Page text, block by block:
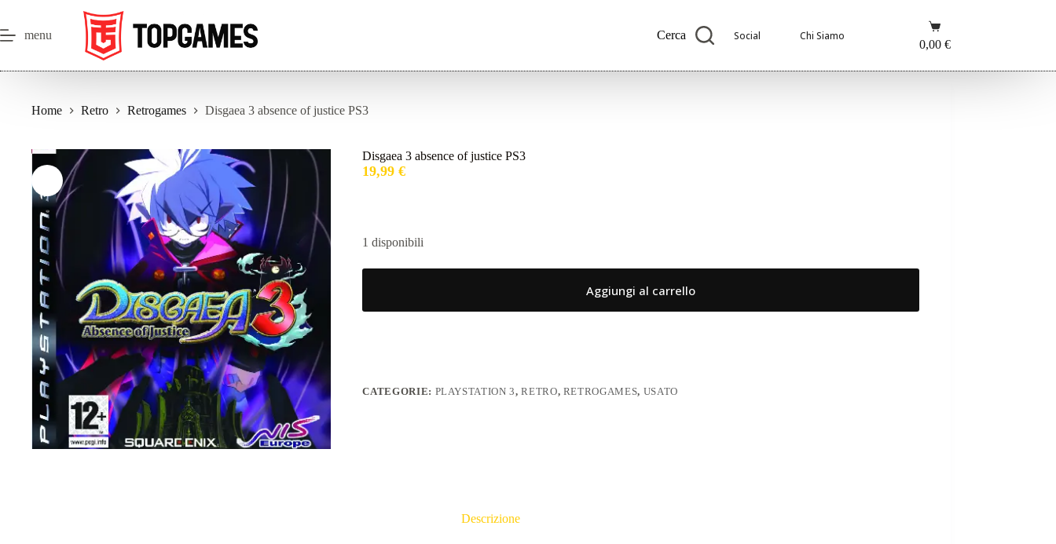
contenuto
menu Cerca Social Chi Siamo
Carrello
0,00 €
Home Retro Retrogames Disgaea 3 absence of justice PS3
Disgaea 3 absence of justice PS3
19,99€
1 disponibili
Aggiungi al carrello
CATEGORIE: PLAYSTATION 3,RETRO, RETROGAMES, USATO
Descrizione